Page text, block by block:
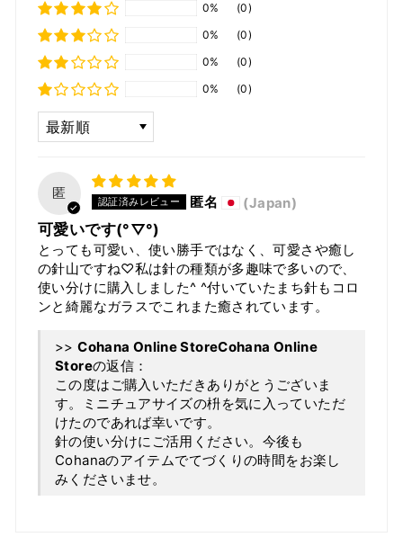
0%
(0)
0%
(0)
0%
(0)
0%
(0)
SORT BY
匿
匿名 (Japan)
可愛いです(°▽°)
とっても可愛い、使い勝手ではなく、可愛さや癒し
の針山ですね♡私は針の種類が多趣味で多いので、
使い分けに購入しました^ ^付いていたまち針もコロ
ンと綺麗なガラスでこれまた癒されています。
>>
Cohana Online
Storeの返信：
この度はご購入いただきありがとうございま
す。ミニチュアサイズの枡を気に入っていただ
けたのであれば幸いです。
針の使い分けにご活用ください。今後も
Cohanaのアイテムでてづくりの時間をお楽し
みくださいませ。